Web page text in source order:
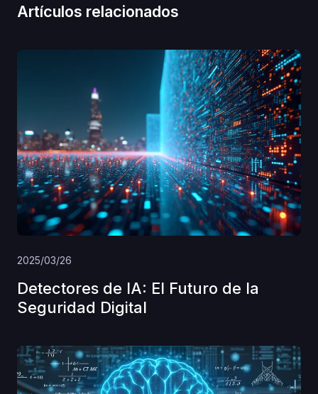
Artículos relacionados
2025/03/26
Detectores de IA: El Futuro de la
Seguridad Digital